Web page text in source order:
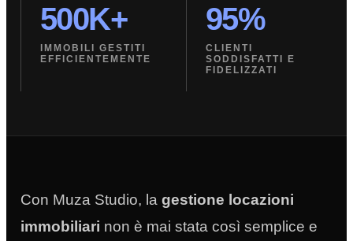
500K+
IMMOBILI GESTITI
EFFICIENTEMENTE
95%
CLIENTI
SODDISFATTI E
FIDELIZZATI
Con Muza Studio, la gestione locazioni
immobiliari non è mai stata così semplice e